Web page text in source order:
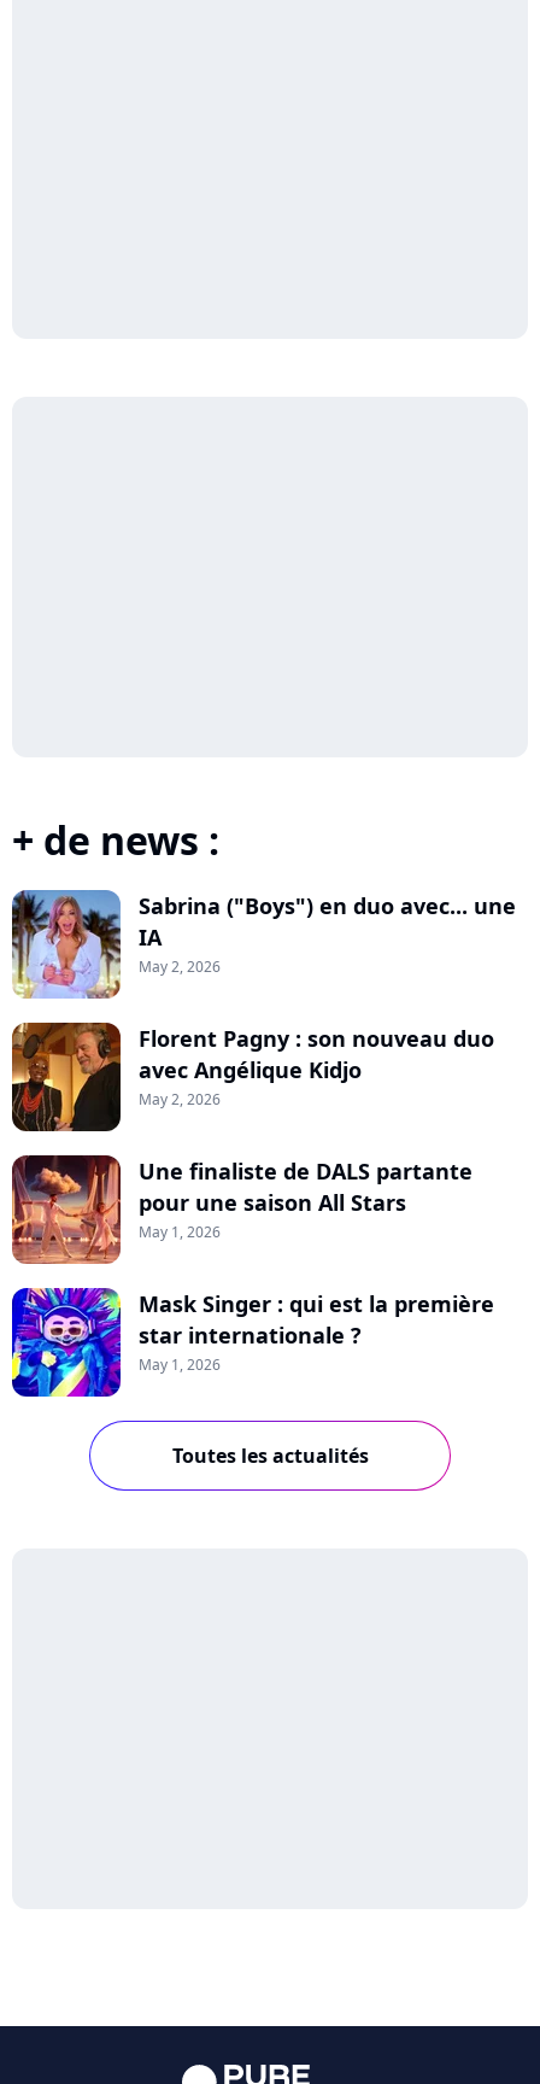
+ de news :
Sabrina ("Boys") en duo avec... une
IA
May 2, 2026
Florent Pagny : son nouveau duo
avec Angélique Kidjo
May 2, 2026
Une finaliste de DALS partante
pour une saison All Stars
May 1, 2026
Mask Singer : qui est la première
star internationale ?
May 1, 2026
Toutes les actualités